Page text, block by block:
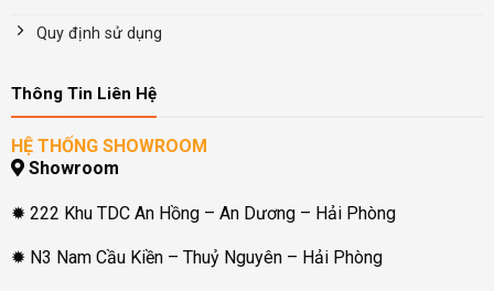
Quy định sử dụng
Thông Tin Liên Hệ
HỆ THỐNG SHOWROOM
Showroom
✹ 222 Khu TDC An Hồng – An Dương – Hải Phòng
✹ N3 Nam Cầu Kiền – Thuỷ Nguyên – Hải Phòng